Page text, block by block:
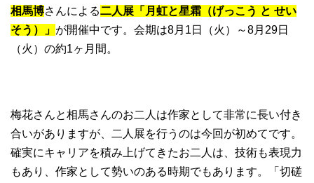
相馬博さんによる二人展「月虹と星霜（げっこう と せい
そう）」 が開催中です。会期は8月1日（火）～8月29日
（火）の約1ヶ月間。
梅花さんと相馬さんのお二人は作家として非常に長い付き
合いがありますが、二人展を行うのは今回が初めてです。
確実にキャリアを積み上げてきたお二人は、技術も表現力
もあり、作家として勢いのある時期でもあります。「切磋